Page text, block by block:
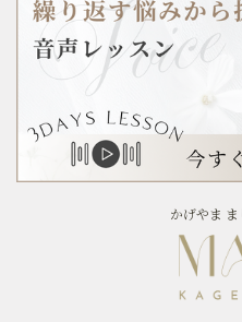
かげやま